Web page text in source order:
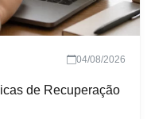
04/08/2026
de Recuperação